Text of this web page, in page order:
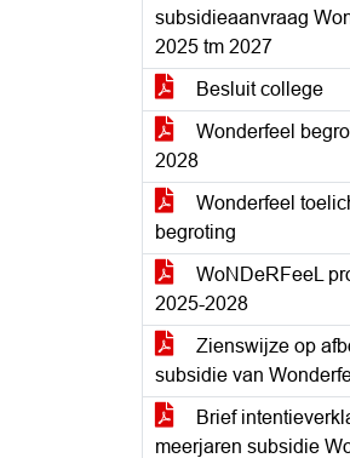
subsidieaanvraag
2025 tm 2027
Besluit college
Wonderfeel
2028
Wonderfeel
begroting
WoNDeRFeeL
2025-2028
Zienswijze op
subsidie van
Brief
meerjaren subsidie